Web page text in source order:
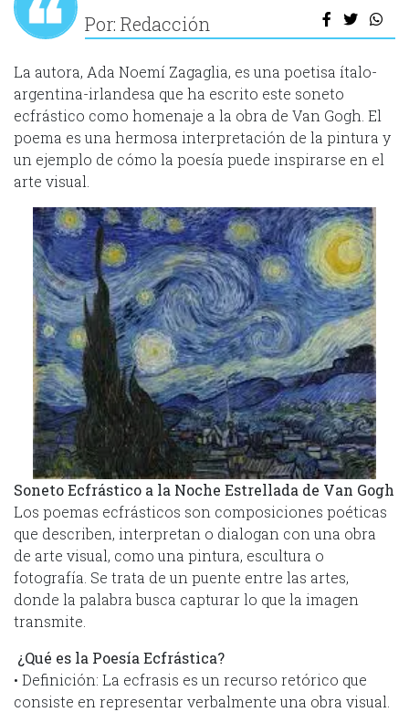
Por: Redacción
La autora, Ada Noemí Zagaglia, es una poetisa ítalo-
argentina-irlandesa que ha escrito este soneto
ecfrástico como homenaje a la obra de Van Gogh. El
poema es una hermosa interpretación de la pintura y
un ejemplo de cómo la poesía puede inspirarse en el
arte visual.
Soneto Ecfrástico a la Noche Estrellada de Van Gogh
Los poemas ecfrásticos son composiciones poéticas
que describen, interpretan o dialogan con una obra
de arte visual, como una pintura, escultura o
fotografía. Se trata de un puente entre las artes,
donde la palabra busca capturar lo que la imagen
transmite.
¿Qué es la Poesía Ecfrástica?
• Definición: La ecfrasis es un recurso retórico que
consiste en representar verbalmente una obra visual.